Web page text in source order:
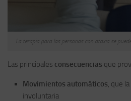
La terapia para las personas con ataxia se
Las principales consecuencias que
Movimientos automáticos, que
involuntaria